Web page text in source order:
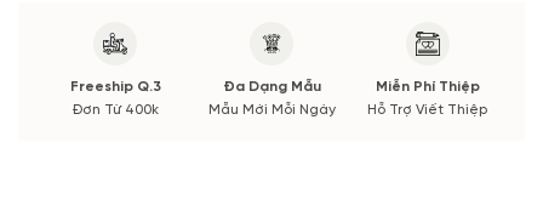
Freeship Q.3
Đơn Từ 400k
Đa Dạng Mẫu
Mẫu Mới Mỗi Ngày
Miễn Phí Thiệp
Hỗ Trợ Viết Thiệp